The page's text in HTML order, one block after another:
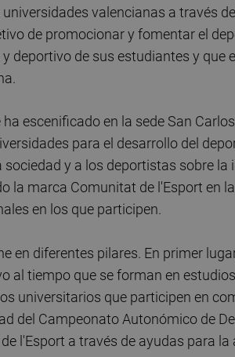
valencianas a través
de promocionar y fomentar el
deportivo de sus estudiantes y que
escenificado en la sede San
para el desarrollo del
sociedad y a los deportistas sobre
la marca Comunitat de l'Esport en
en los que participen.
en diferentes pilares. En primer
al tiempo que se forman en
universitarios que participen en
del Campeonato Autonómico de
l'Esport a través de ayudas para